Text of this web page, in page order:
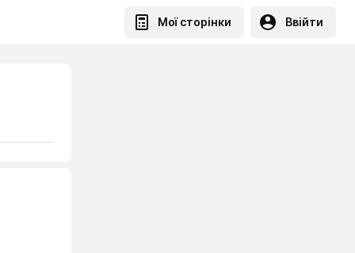
Мої сторінки Ввійти